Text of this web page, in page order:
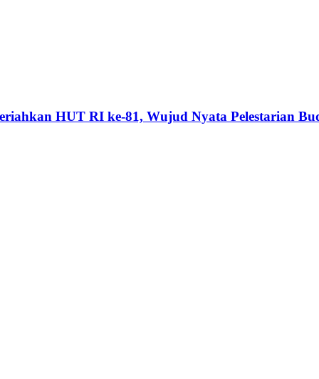
HUT RI ke-81, Wujud Nyata Pelestarian